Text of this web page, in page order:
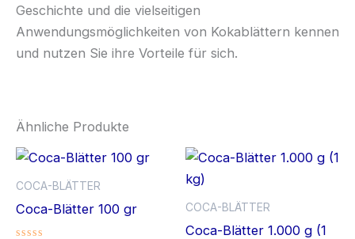
Geschichte und die vielseitigen
Anwendungsmöglichkeiten von Kokablättern kennen
und nutzen Sie ihre Vorteile für sich.
Ähnliche Produkte
COCA-BLÄTTER
Coca-Blätter 100 gr COCA-BLÄTTER
Coca-Blätter 1.000 g (1